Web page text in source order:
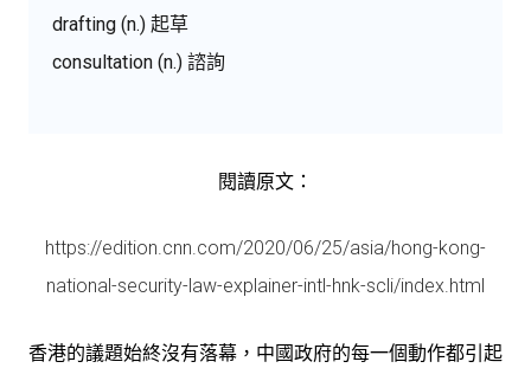
drafting (n.) 起草
consultation (n.) 諮詢
閱讀原文：
https://edition.cnn.com/2020/06/25/asia/hong-kong-
national-security-law-explainer-intl-hnk-scli/index.html
香港的議題始終沒有落幕，中國政府的每一個動作都引起